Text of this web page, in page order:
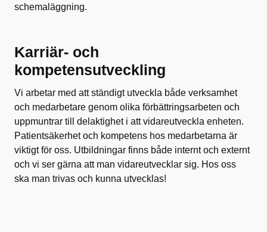
schemaläggning.
Karriär- och
kompetensutveckling
Vi arbetar med att ständigt utveckla både verksamhet
och medarbetare genom olika förbättringsarbeten och
uppmuntrar till delaktighet i att vidareutveckla enheten.
Patientsäkerhet och kompetens hos medarbetarna är
viktigt för oss. Utbildningar finns både internt och externt
och vi ser gärna att man vidareutvecklar sig. Hos oss
ska man trivas och kunna utvecklas!